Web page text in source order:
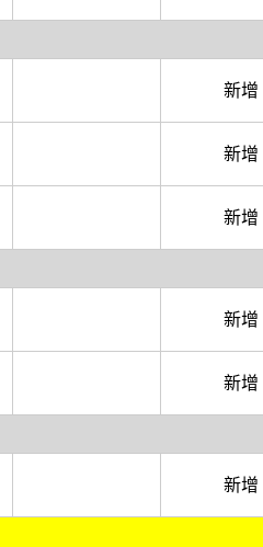
新增
新增
新增
新增
新增
新增